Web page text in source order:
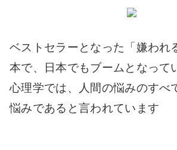
ベストセラーとなった「嫌われ
本で、日本でもブームとなって
心理学では、人間の悩みのすべ
悩みであると言われています